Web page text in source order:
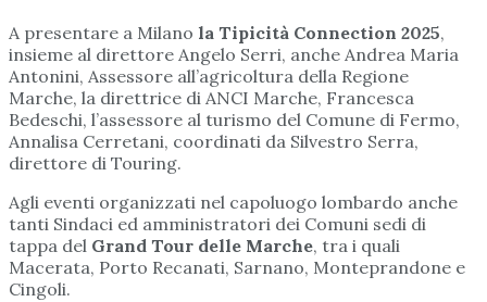
A presentare a Milano la Tipicità Connection 2025,
insieme al direttore Angelo Serri, anche Andrea Maria
Antonini, Assessore all’agricoltura della Regione
Marche, la direttrice di ANCI Marche, Francesca
Bedeschi, l’assessore al turismo del Comune di Fermo,
Annalisa Cerretani, coordinati da Silvestro Serra,
direttore di Touring.
Agli eventi organizzati nel capoluogo lombardo anche
tanti Sindaci ed amministratori dei Comuni sedi di
tappa del Grand Tour delle Marche, tra i quali
Macerata, Porto Recanati, Sarnano, Monteprandone e
Cingoli.